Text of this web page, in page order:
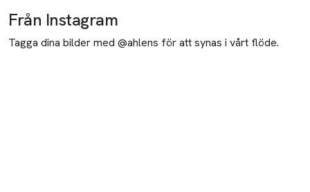
Från Instagram
Tagga dina bilder med @ahlens för att synas i vårt flöde.